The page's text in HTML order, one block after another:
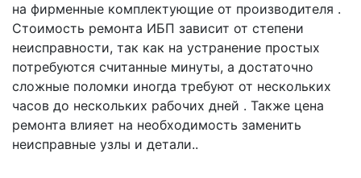
на фирменные комплектующие от производителя .
Стоимость ремонта ИБП зависит от степени
неисправности, так как на устранение простых
потребуются считанные минуты, а достаточно
сложные поломки иногда требуют от нескольких
часов до нескольких рабочих дней . Также цена
ремонта влияет на необходимость заменить
неисправные узлы и детали..